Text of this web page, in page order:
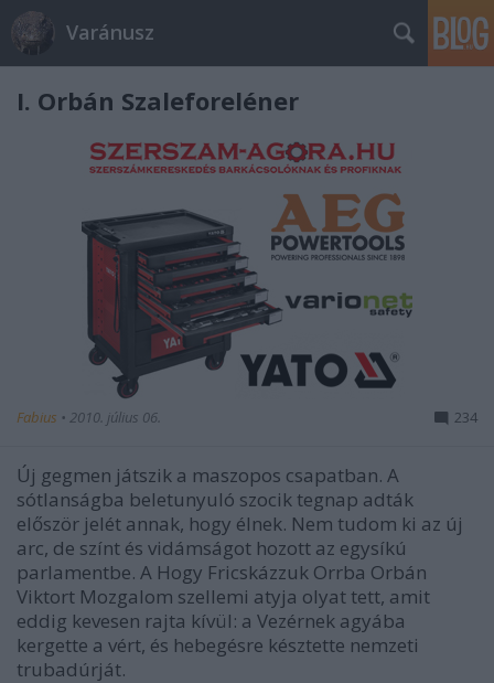
Varánusz
I. Orbán Szaleforeléner
Fabius • 2010. július 06. 234
Új gegmen játszik a maszopos csapatban. A
sótlanságba beletunyuló szocik tegnap adták
először jelét annak, hogy élnek. Nem tudom ki az új
arc, de színt és vidámságot hozott az egysíkú
parlamentbe. A Hogy Fricskázzuk Orrba Orbán
Viktort Mozgalom szellemi atyja olyat tett, amit
eddig kevesen rajta kívül: a Vezérnek agyába
kergette a vért, és hebegésre késztette nemzeti
trubadúrját.